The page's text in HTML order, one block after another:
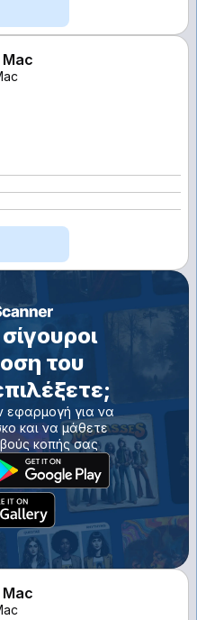
του
εφαρμογή για να
και να μάθετε
κοπής σας